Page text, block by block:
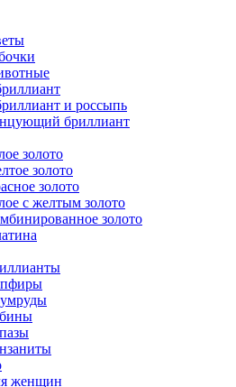
и россыпь
бриллиант
золото
золото
золото
с желтым золото
золото
женщин